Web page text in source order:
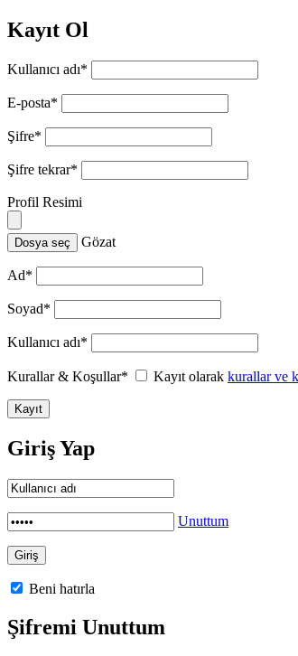
Kayıt Ol
Kullanıcı adı*
E-posta*
Şifre*
Şifre tekrar*
Profil Resimi
Dosya seç Gözat
Ad*
Soyad*
Kullanıcı adı*
Kurallar & Koşullar* Kayıt olarak kurallar ve
Giriş Yap
Unuttum
Beni hatırla
Şifremi Unuttum